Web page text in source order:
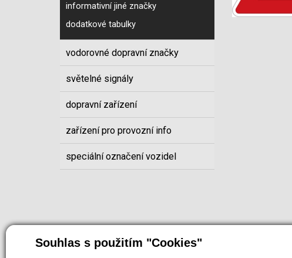
Souhlas s použitím "Cookies"
informativní jiné značky
dodatkové tabulky
vodorovné dopravní značky
světelné signály
dopravní zařízení
zařízení pro provozní info
speciální označení vozidel